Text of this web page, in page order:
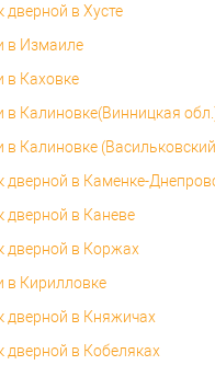
дверной в Хусте
в Измаиле
в Каховке
в Калиновке(Винницкая
в Калиновке
дверной в Каменке-
дверной в Каневе
дверной в Коржах
в Кирилловке
дверной в Княжичах
дверной в Кобеляках